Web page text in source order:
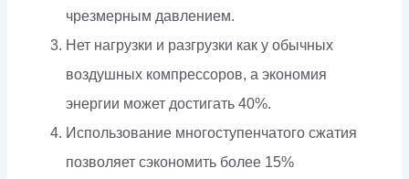
чрезмерным давлением.
Нет нагрузки и разгрузки как у обычных
воздушных компрессоров, а экономия
энергии может достигать 40%.
Использование многоступенчатого сжатия
позволяет сэкономить более 15%